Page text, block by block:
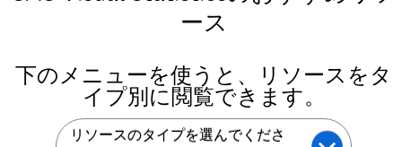
ース
下のメニューを使うと、リソースをタ
イプ別に閲覧できます。
リソースのタイプを選んでくださ